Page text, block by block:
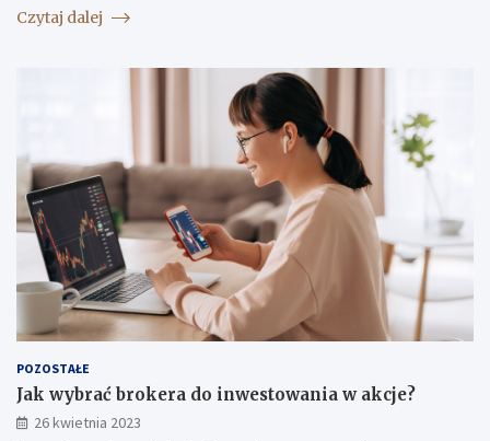
Czytaj dalej
POZOSTAŁE
Jak wybrać brokera do inwestowania w akcje?
26 kwietnia 2023